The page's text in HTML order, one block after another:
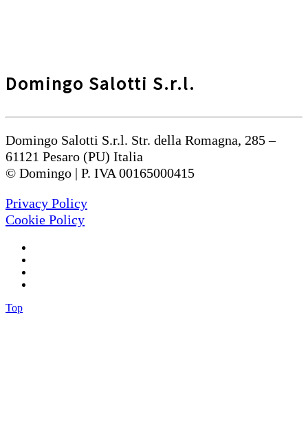
Domingo Salotti S.r.l.
Domingo Salotti S.r.l. Str. della Romagna, 285 –
61121 Pesaro (PU) Italia
© Domingo | P. IVA 00165000415
Privacy Policy
Cookie Policy
Top